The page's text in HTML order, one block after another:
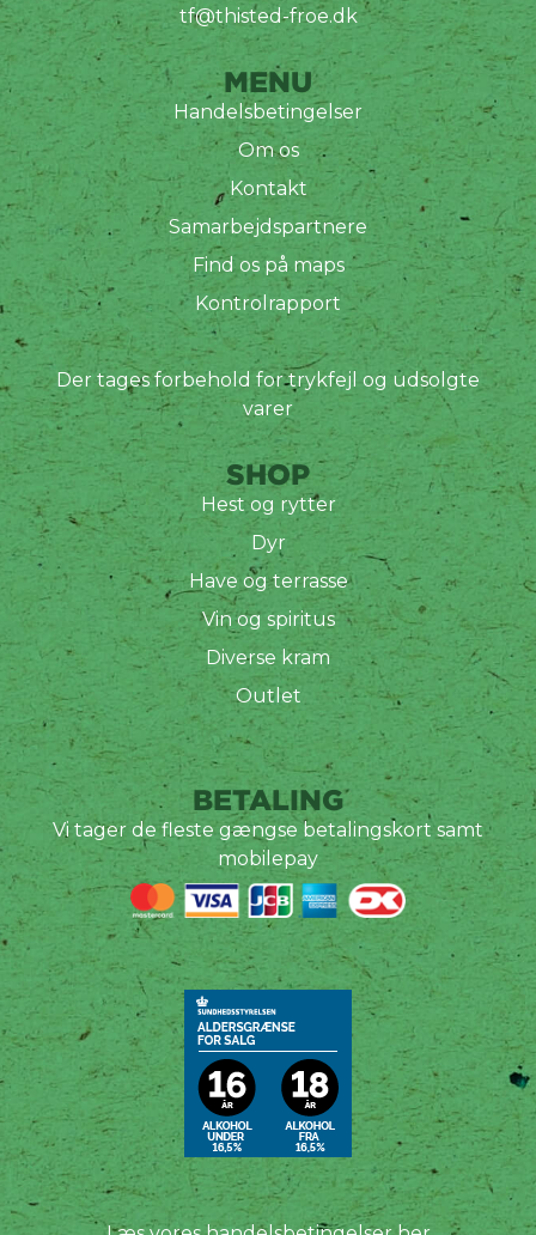
tf@thisted-froe.dk
MENU
Handelsbetingelser
Om os
Kontakt
Samarbejdspartnere
Find os på maps
Kontrolrapport
Der tages forbehold for trykfejl og udsolgte
varer
SHOP
Hest og rytter
Dyr
Have og terrasse
Vin og spiritus
Diverse kram
Outlet
BETALING
Vi tager de fleste gængse betalingskort samt
mobilepay